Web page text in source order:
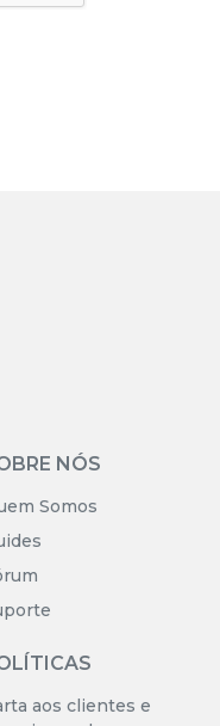
NÓS
Somos
aos clientes e